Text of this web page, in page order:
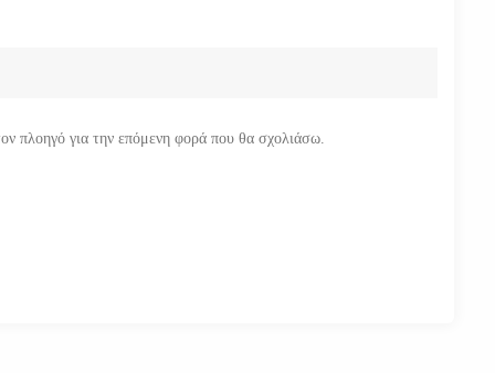
πλοηγό για την επόμενη φορά που θα σχολιάσω.